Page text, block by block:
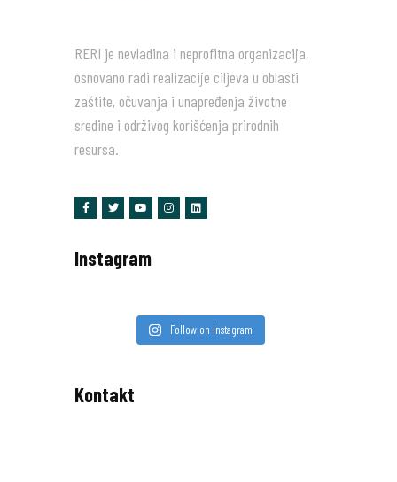
RERI je nevladina i neprofitna organizacija,
osnovano radi realizacije ciljeva u oblasti
zaštite, očuvanja i unapređenja životne
sredine i održivog korišćenja prirodnih
resursa.
Instagram
Follow on Instagram
Kontakt